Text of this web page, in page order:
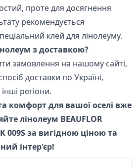
проте для досягнення
рекомендується
клей для лінолеуму.
з доставкою?
замовлення на нашому сайті,
доставки по Україні,
регіони.
комфорт для вашої оселі вже
лінолеум BEAUFLOR
009S за вигідною ціною та
інтер'єр!